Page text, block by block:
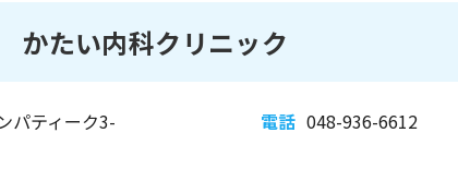
たい内科クリニック
パティーク3-
電話 048-936-6612